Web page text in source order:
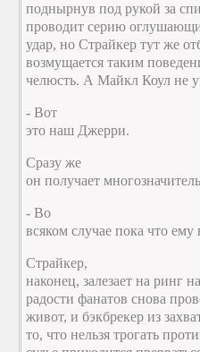
поднырнув под рукой за
проводит серию
удар, но Страйкер тут же
возмущается таким
челюсть. А Майкл Коул не
- Вот
это наш Джерри.
Сразу же
он получает
- Во
всяком случае пока что ему
Страйкер,
наконец, залезает на ринг
радости фанатов снова
живот, и бэкбрекер из
то, что нельзя трогать